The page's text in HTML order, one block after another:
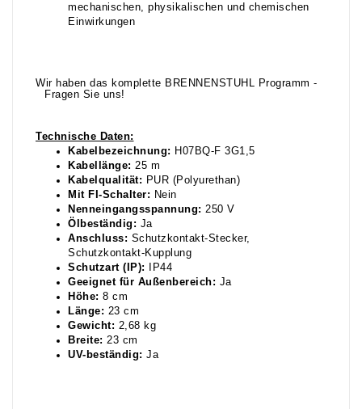
mechanischen, physikalischen und chemischen
Einwirkungen
Wir haben das komplette BRENNENSTUHL Programm -
Fragen Sie uns!
Technische Daten:
Kabelbezeichnung: H07BQ-F 3G1,5
Kabellänge: 25 m
Kabelqualität: PUR (Polyurethan)
Mit FI-Schalter: Nein
Nenneingangsspannung: 250 V
Ölbeständig: Ja
Anschluss: Schutzkontakt-Stecker,
Schutzkontakt-Kupplung
Schutzart (IP):
IP44
Geeignet für Außenbereich: Ja
Höhe: 8 cm
Länge: 23 cm
Gewicht: 2,68 kg
Breite: 23 cm
UV-beständig: Ja